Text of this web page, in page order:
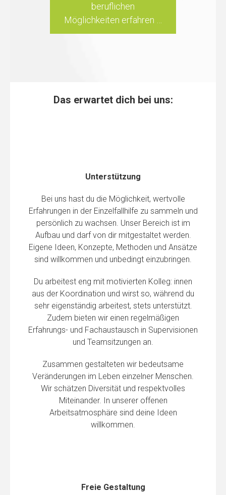
beruflichen
Möglichkeiten erfahren …
Das erwartet dich bei uns:
Unterstützung
Bei uns hast du die Möglichkeit, wertvolle
Erfahrungen in der Einzelfallhilfe zu sammeln und
persönlich zu wachsen. Unser Bereich ist im
Aufbau und darf von dir mitgestaltet werden.
Eigene Ideen, Konzepte, Methoden und Ansätze
sind willkommen und unbedingt einzubringen.
Du arbeitest eng mit motivierten Kolleg: innen
aus der Koordination und wirst so, während du
sehr eigenständig arbeitest, stets unterstützt.
Zudem bieten wir einen regelmäßigen
Erfahrungs- und Fachaustausch in Supervisionen
und Teamsitzungen an.
Zusammen gestalteten wir bedeutsame
Veränderungen im Leben einzelner Menschen.
Wir schätzen Diversität und respektvolles
Miteinander. In unserer offenen
Arbeitsatmosphäre sind deine Ideen
willkommen.
Freie Gestaltung